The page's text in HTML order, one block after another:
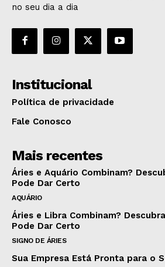
no seu dia a dia
Institucional
Política de privacidade
Fale Conosco
Mais recentes
Áries e Aquário Combinam?
Pode Dar Certo
AQUÁRIO
Áries e Libra Combinam?
Pode Dar Certo
SIGNO DE ÁRIES
Sua Empresa Está Pronta para o